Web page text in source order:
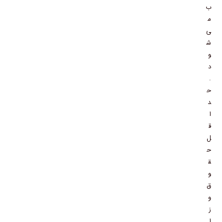
ب
م
ی‌
ش
و
د
.
ح
د
ا
ق
ل
ح
ق
و
ق
و
ز